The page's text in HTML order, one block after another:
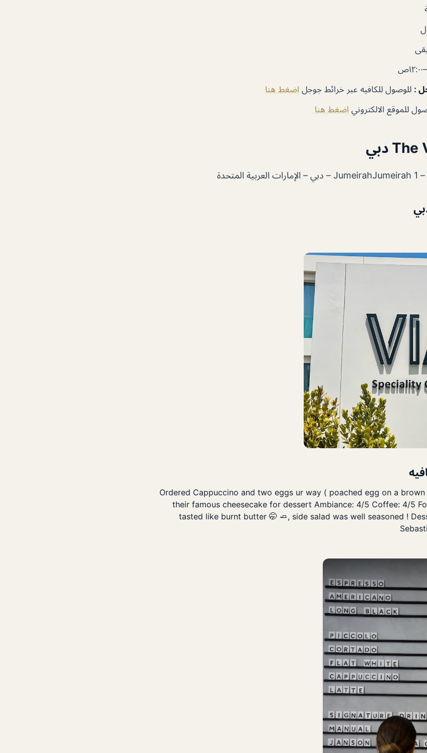
: للوصول للكافيه عبر خرائط جوجل اضغط هنا
للموقع الالكتروني اضغط هنا
Ordered Cappuccino and two eggs ur way ( poached egg on a
their famous cheesecake for dessert Ambiance: 4/5 Coffee: 4/5
tasted like burnt butter 🤭 🧈, side salad was well seasoned !